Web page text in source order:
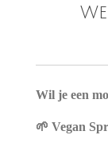
Wil je een
🌱 Vegan